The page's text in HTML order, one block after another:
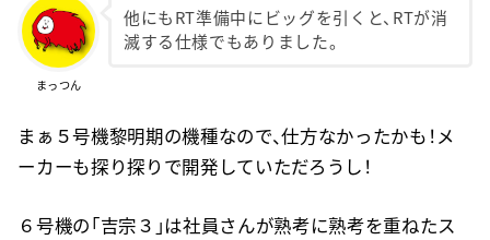
まっつん
他にもRT準備中にビッグを引くと、RTが消
滅する仕様でもありました。
まぁ５号機黎明期の機種なので、仕方なかったかも！メ
ーカーも探り探りで開発していただろうし！
６号機の「吉宗３」は社員さんが熟考に熟考を重ねたス